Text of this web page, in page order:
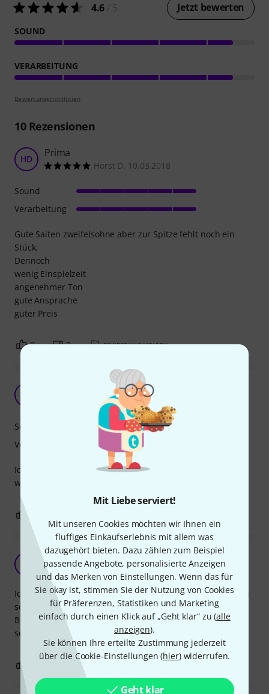
Mit Liebe serviert!
Mit unseren Cookies möchten wir Ihnen ein
fluffiges Einkaufserlebnis mit allem was
dazugehört bieten. Dazu zählen zum Beispiel
passende Angebote, personalisierte Anzeigen
und das Merken von Einstellungen. Wenn das für
Sie okay ist, stimmen Sie der Nutzung von Cookies
für Präferenzen, Statistiken und Marketing
einfach durch einen Klick auf „Geht klar“ zu (alle
anzeigen).
Sie können Ihre erteilte Zustimmung jederzeit
über die Cookie-Einstellungen (hier) widerrufen.
Geht klar
4.6 Jetzt bewerten
SOUND
VERARBEITUNG
Bewertungsrichtlinien
10Rezensionen
HD Prima
Horst D. 10.03.2018
Gute Saiten zweifelsohne aber zur Spitze fehlt noch ein
Stück.
Dennoch
wenig Einspielzeit
angenehmer Ton
gute Ansprache
guter Preis
Sound
Verarbeitung
0 0 BEWERTUNG MELDEN
Der typische Jagar-sound. Herrlich !!!
Postiglione 13.09.2020
Ich spiele schon immer Jagar medium und bin immer
wieder zufrieden.
Sound
Verarbeitung
sehr überzeugend
Corinna K. 21.02.2014
Ich als Anfängerin des Cellospielens komme mit den Saiten
sehr gut zurecht, entscheidender ist wohl die sehr positve
Bewertung der Saiten durch meine Cellolehrerin, die sie
selber auch verwendet.